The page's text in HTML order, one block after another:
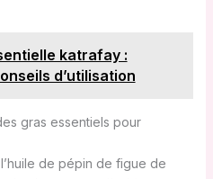
katrafay :
d’utilisation
gras essentiels pour
de pépin de figue de